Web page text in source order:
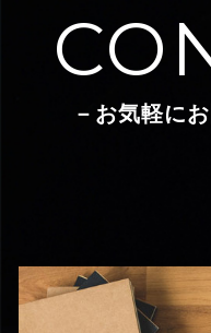
－お気軽に